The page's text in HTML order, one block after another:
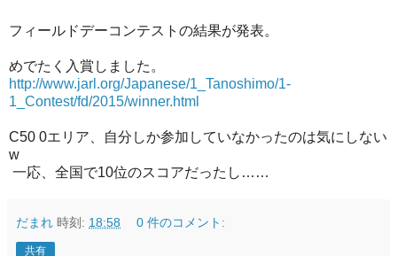
フィールドデーコンテストの結果が発表。
めでたく入賞しました。
http://www.jarl.org/Japanese/1_Tanoshimo/1-
1_Contest/fd/2015/winner.html
C50 0エリア、自分しか参加していなかったのは気にしない
w
一応、全国で10位のスコアだったし……
だまれ 時刻: 18:58 0 件のコメント:
共有